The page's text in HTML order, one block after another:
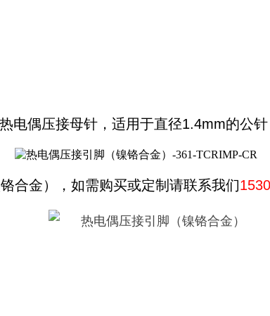
电偶压接母针，适用于直径1.4mm的公针
合金），如需购买或定制请联系我们